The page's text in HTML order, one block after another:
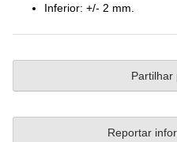
Inferior: +/- 2 mm.
Partilhar
Reportar